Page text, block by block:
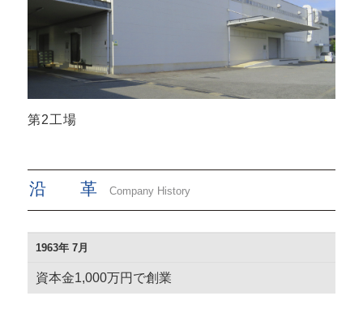
第2工場
沿 革 Company History
1963年 7月
資本金1,000万円で創業